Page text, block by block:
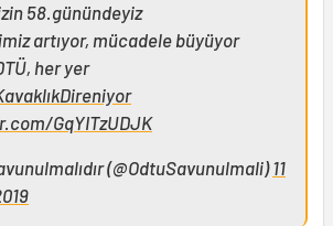
58.günündeyiz
artıyor, mücadele büyüyor
her yer
GqYITzUDJK
(@OdtuSavunulmali)11